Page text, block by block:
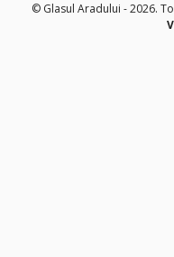
© Glasul Aradului - 2026.